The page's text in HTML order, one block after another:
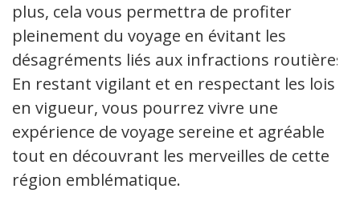
plus, cela vous permettra de profiter
pleinement du voyage en évitant les
désagréments liés aux infractions routières.
En restant vigilant et en respectant les lois
en vigueur, vous pourrez vivre une
expérience de voyage sereine et agréable
tout en découvrant les merveilles de cette
région emblématique.